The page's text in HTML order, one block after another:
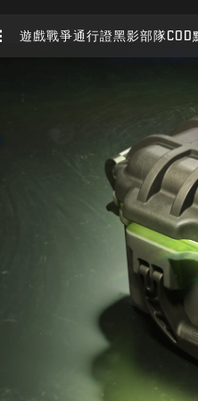
遊戲戰爭通行證黑影部隊COD